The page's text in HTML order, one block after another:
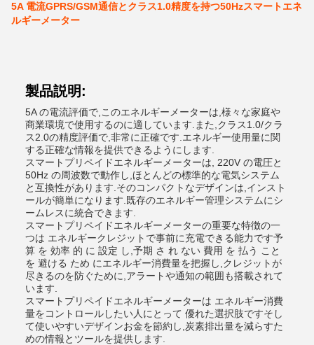
5A 電流GPRS/GSM通信とクラス1.0精度を持つ50Hzスマートエネ
ルギーメーター
製品説明:
5A の電流評価で,このエネルギーメーターは,様々な家庭や
商業環境で使用するのに適しています.また,クラス1.0/クラ
ス2.0の精度評価で,非常に正確です.エネルギー使用量に関
する正確な情報を提供できるようにします.
スマートプリペイドエネルギーメーターは, 220V の電圧と
50Hz の周波数で動作し,ほとんどの標準的な電気システム
と互換性があります.そのコンパクトなデザインは,インスト
ールが簡単になります.既存のエネルギー管理システムにシ
ームレスに統合できます.
スマートプリペイドエネルギーメーターの重要な特徴の一
つは エネルギークレジットで事前に充電できる能力です予
算 を 効率 的 に 設定 し,予期 さ れ ない 費用 を 払う こと
を 避ける ため にエネルギー消費量を把握し,クレジットが
尽きるのを防ぐために,アラートや通知の範囲も搭載されて
います.
スマートプリペイドエネルギーメーターは エネルギー消費
量をコントロールしたい人にとって 優れた選択肢ですそし
て使いやすいデザインお金を節約し,炭素排出量を減らすた
めの情報とツールを提供します.